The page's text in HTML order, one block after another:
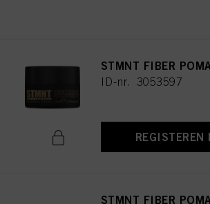
STMNT FIBER
ID-nr. 3053597
REGISTEREN
STMNT FIBER